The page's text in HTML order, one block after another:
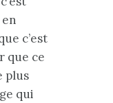
c’est
que ce
plus
qui